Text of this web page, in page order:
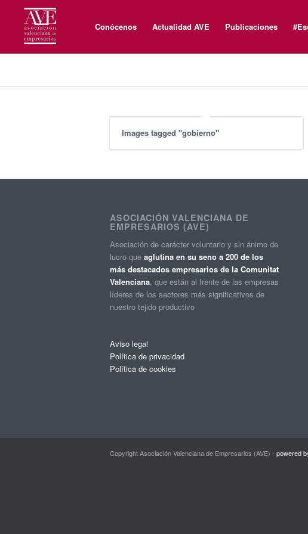
Conócenos Actualidad AVE Publicaciones
Images tagged "gobierno"
ASOCIACIÓN VALENCIANA DE
EMPRESARIOS (AVE)
Asociación de carácter voluntario y sin ánimo de
lucro que aglutina en su seno a 200 de los
más destacados empresarios de la Comunitat
Valenciana, que están al frente de las empresas
líderes de los sectores más significativos de
nuestro tejido productivo
Aviso legal
Política de privacidad
Política de cookies
Copyright Asociación Valenciana de Empresarios (AVE) -powered